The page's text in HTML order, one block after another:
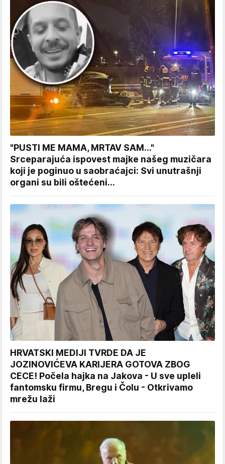
"PUSTI ME MAMA, MRTAV SAM..."
Srceparajuća ispovest majke našeg muzičara
koji je poginuo u saobraćajci: Svi unutrašnji
organi su bili oštećeni...
HRVATSKI MEDIJI TVRDE DA JE
JOZINOVIĆEVA KARIJERA GOTOVA ZBOG
CECE! Počela hajka na Jakova - U sve upleli
fantomsku firmu, Bregu i Čolu - Otkrivamo
mrežu laži